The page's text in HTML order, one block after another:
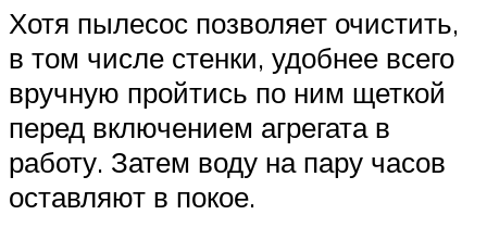
Хотя пылесос позволяет очистить,
в том числе стенки, удобнее всего
вручную пройтись по ним щеткой
перед включением агрегата в
работу. Затем воду на пару часов
оставляют в покое.